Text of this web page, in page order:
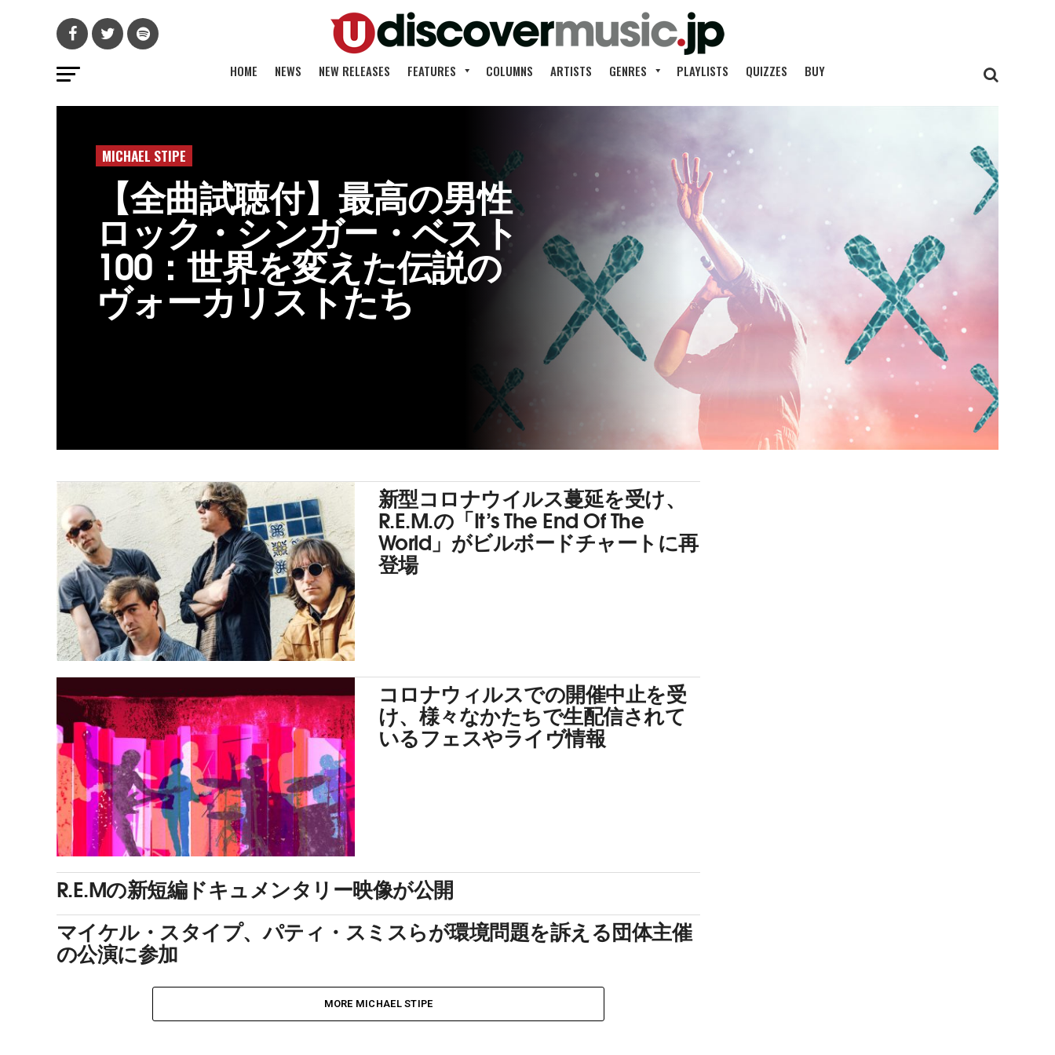
HOME NEWS NEW RELEASES FEATURES COLUMNS ARTISTS GENRES PLAYLISTS QUIZZES BUY
MICHAEL STIPE
【全曲試聴付】最高の男性
ロック・シンガー・ベスト
100：世界を変えた伝説の
ヴォーカリストたち
新型コロナウイルス蔓延を受け、
R.E.M.の「It’s The End Of The
World」がビルボードチャートに再
登場
コロナウィルスでの開催中止を受
け、様々なかたちで生配信されて
いるフェスやライヴ情報
R.E.Mの新短編ドキュメンタリー映像が公開
マイケル・スタイプ、パティ・スミスらが環境問題を訴える団体主催
の公演に参加
MORE MICHAEL STIPE